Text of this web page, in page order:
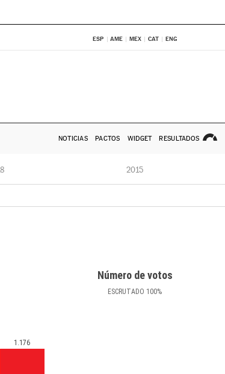
ESP AME MEX CAT ENG
NOTICIAS PACTOS WIDGET RESULTADOS
2015
Número de votos
ESCRUTADO 100%
1.176